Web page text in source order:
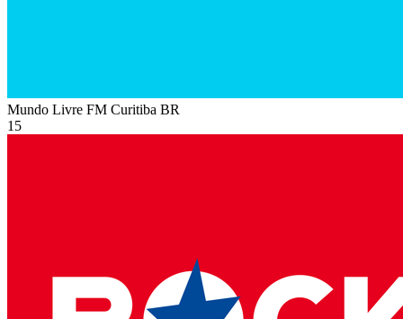
Mundo Livre FM Curitiba BR
15